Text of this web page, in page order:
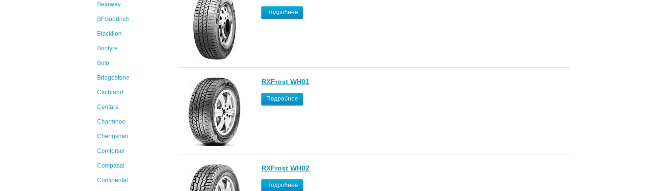
Bearway
BFGoodrich
Blacklion
Bontyre
Boto
Bridgestone
Cachland
Centara
Charmhoo
Chengshan
Comforser
Compasal
Continental
Подробнее
RXFrost WH01
Подробнее
RXFrost WH02
Подробнее